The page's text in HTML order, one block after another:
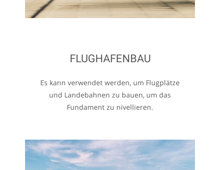
FLUGHAFENBAU
Es kann verwendet werden, um Flugplätze
und Landebahnen zu bauen, um das
Fundament zu nivellieren.